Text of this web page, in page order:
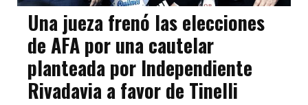
Una jueza frenó las elecciones
de AFA por una cautelar
planteada por Independiente
Rivadavia a favor de Tinelli